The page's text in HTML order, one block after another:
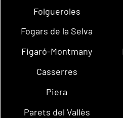
Folgueroles
Fogars de la Selva
Figaró-Montmany
Casserres
Piera
Parets del Vallès